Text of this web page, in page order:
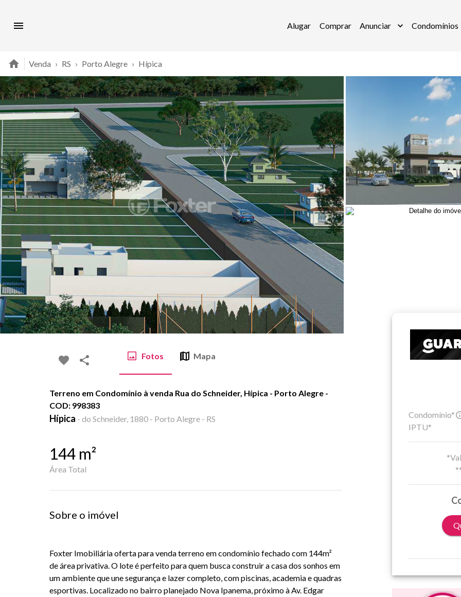
Alugar Comprar Anunciar Condomínios
Venda › RS › Porto Alegre › Hípica
Fotos Mapa
Terreno em Condomínio à venda Rua do Schneider, Hípica - Porto Alegre -
COD: 998383
Hípica - do Schneider, 1880 - Porto Alegre - RS
144 m²
Área Total
Sobre o imóvel
Foxter Imobiliária oferta para venda terreno em condomínio fechado com 144m²
de área privativa. O lote é perfeito para quem busca construir a casa dos sonhos em
um ambiente que une segurança e lazer completo, com piscinas, academia e quadras
esportivas. Localizado no bairro planejado Nova Ipanema, próximo à Av. Edgar
Condomínio*
IPTU*